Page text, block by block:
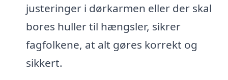
justeringer i dørkarmen eller der skal
bores huller til hængsler, sikrer
fagfolkene, at alt gøres korrekt og
sikkert.